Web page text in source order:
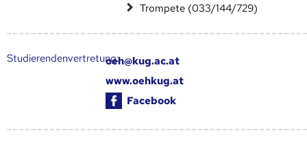
Trompete (033/144/729)
Studierendenvertretung:oeh@kug.ac.at
www.oehkug.at
Facebook